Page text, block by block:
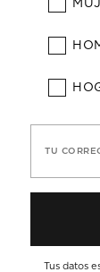
TU
Tus datos